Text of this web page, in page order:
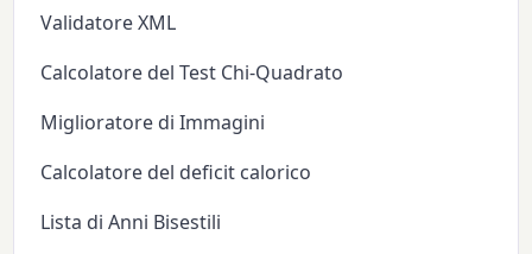
Validatore XML
Calcolatore del Test Chi-Quadrato
Miglioratore di Immagini
Calcolatore del deficit calorico
Lista di Anni Bisestili